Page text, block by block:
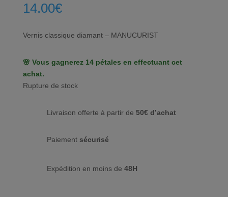
14.00€
Vernis classique diamant – MANUCURIST
🌸 Vous gagnerez 14 pétales en effectuant cet
achat.
Rupture de stock
Livraison offerte à partir de 50€ d’achat
Paiement sécurisé
Expédition en moins de 48H